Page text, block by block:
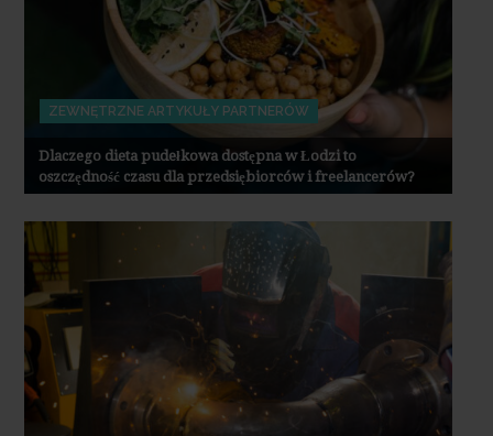
ZEWNĘTRZNE ARTYKUŁY PARTNERÓW
Dlaczego dieta pudełkowa dostępna w Łodzi to
oszczędność czasu dla przedsiębiorców i freelancerów?